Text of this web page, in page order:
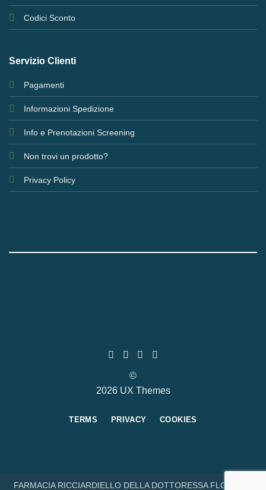
Codici Sconto
Servizio Clienti
Pagamenti
Informazioni Spedizione
Info e Prenotazioni Screening
Non trovi un prodotto?
Privacy Policy
©
2026 UX Themes
TERMS PRIVACY COOKIES
FARMACIA RICCIARDIELLO DELLA DOTTORESSA FLORINDA